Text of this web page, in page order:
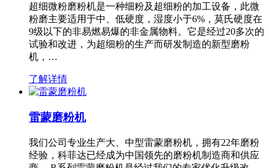
超细微粉磨粉机是一种细粉及超细粉的加工设备，此微
粉磨主要适用于中、低硬度，湿度小于6%，莫氏硬度在
9级以下的非易燃易爆的非金属物料。它是经过20多次的
试验和改进，为超细粉的生产而研发制造的新型磨粉
机，…
了解详情
雷蒙磨粉机
我们公司专业生产大、中型雷蒙磨粉机，拥有22年磨粉
经验，科菲达已经成为中国领先的磨粉机制造商和供应